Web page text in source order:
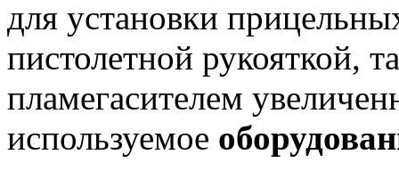
для установки
пистолетной рукояткой,
пламегасителем
используемое